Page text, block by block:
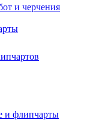
и черчения
и флипчарты